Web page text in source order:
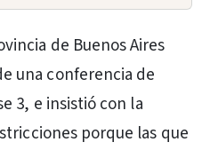
de Buenos Aires
una conferencia de
3, e insistió con la
porque las que